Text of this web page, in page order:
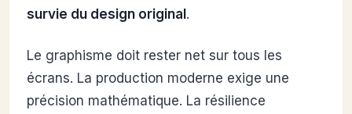
survie du design original.
Le graphisme doit rester net sur tous les
écrans. La production moderne exige une
précision mathématique. La résilience